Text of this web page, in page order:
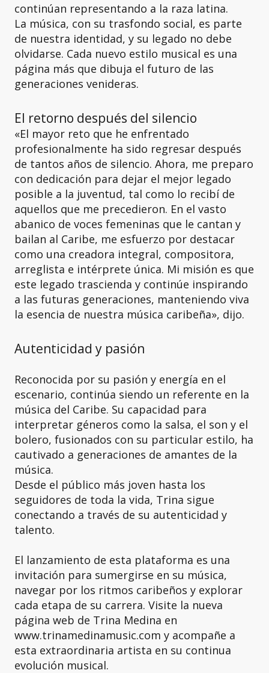
continúan representando a la raza latina.
La música, con su trasfondo social, es parte
de nuestra identidad, y su legado no debe
olvidarse. Cada nuevo estilo musical es una
página más que dibuja el futuro de las
generaciones venideras.
El retorno después del silencio
«El mayor reto que he enfrentado
profesionalmente ha sido regresar después
de tantos años de silencio. Ahora, me preparo
con dedicación para dejar el mejor legado
posible a la juventud, tal como lo recibí de
aquellos que me precedieron. En el vasto
abanico de voces femeninas que le cantan y
bailan al Caribe, me esfuerzo por destacar
como una creadora integral, compositora,
arreglista e intérprete única. Mi misión es que
este legado trascienda y continúe inspirando
a las futuras generaciones, manteniendo viva
la esencia de nuestra música caribeña», dijo.
Autenticidad y pasión
Reconocida por su pasión y energía en el
escenario, continúa siendo un referente en la
música del Caribe. Su capacidad para
interpretar géneros como la salsa, el son y el
bolero, fusionados con su particular estilo, ha
cautivado a generaciones de amantes de la
música.
Desde el público más joven hasta los
seguidores de toda la vida, Trina sigue
conectando a través de su autenticidad y
talento.
El lanzamiento de esta plataforma es una
invitación para sumergirse en su música,
navegar por los ritmos caribeños y explorar
cada etapa de su carrera. Visite la nueva
página web de Trina Medina en
www.trinamedinamusic.com y acompañe a
esta extraordinaria artista en su continua
evolución musical.